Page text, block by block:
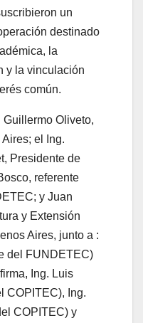
un
destinado
la
y la vinculación
común.
Guillermo Oliveto,
el Ing.
Presidente de
referente
y Juan
y Extensión
Aires, junto a :
del FUNDETEC)
Ing. Luis
COPITEC), Ing.
COPITEC) y